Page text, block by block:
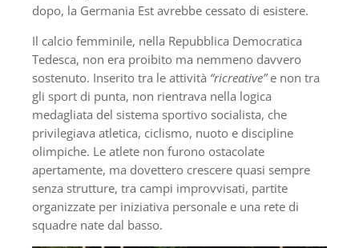
dopo, la Germania Est avrebbe cessato di esistere.
Il calcio femminile, nella Repubblica Democratica
Tedesca, non era proibito ma nemmeno davvero
sostenuto. Inserito tra le attività “ricreative”e non tra
gli sport di punta, non rientrava nella logica
medagliata del sistema sportivo socialista, che
privilegiava atletica, ciclismo, nuoto e discipline
olimpiche. Le atlete non furono ostacolate
apertamente, ma dovettero crescere quasi sempre
senza strutture, tra campi improvvisati, partite
organizzate per iniziativa personale e una rete di
squadre nate dal basso.